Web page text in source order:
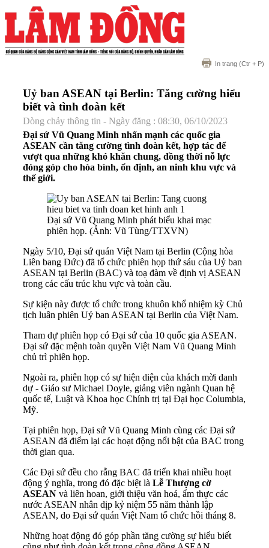
In trang (Ctr + P)
Uỷ ban ASEAN tại Berlin: Tăng cường hiểu
biết và tình đoàn kết
Dòng chảy thông tin - Ngày đăng : 08:30, 06/10/2023
Đại sứ Vũ Quang Minh nhấn mạnh các quốc gia
ASEAN cần tăng cường tình đoàn kết, hợp tác để
vượt qua những khó khăn chung, đồng thời nỗ lực
đóng góp cho hòa bình, ổn định, an ninh khu vực và
thế giới.
Đại sứ Vũ Quang Minh phát biểu khai mạc
phiên họp. (Ảnh: Vũ Tùng/TTXVN)
Ngày 5/10, Đại sứ quán Việt Nam tại Berlin (Cộng hòa
Liên bang Đức) đã tổ chức phiên họp thứ sáu của Uỷ ban
ASEAN tại Berlin (BAC) và toạ đàm về định vị ASEAN
trong các cấu trúc khu vực và toàn cầu.
Sự kiện này được tổ chức trong khuôn khổ nhiệm kỳ Chủ
tịch luân phiên Uỷ ban ASEAN tại Berlin của Việt Nam.
Tham dự phiên họp có Đại sứ của 10 quốc gia ASEAN.
Đại sứ đặc mệnh toàn quyền Việt Nam Vũ Quang Minh
chủ trì phiên họp.
Ngoài ra, phiên họp có sự hiện diện của khách mời danh
dự - Giáo sư Michael Doyle, giảng viên ngành Quan hệ
quốc tế, Luật và Khoa học Chính trị tại Đại học Columbia,
Mỹ.
Tại phiên họp, Đại sứ Vũ Quang Minh cùng các Đại sứ
ASEAN đã điểm lại các hoạt động nổi bật của BAC trong
thời gian qua.
Các Đại sứ đều cho rằng BAC đã triển khai nhiều hoạt
động ý nghĩa, trong đó đặc biệt là Lễ Thượng cờ
ASEAN và liên hoan, giới thiệu văn hoá, ẩm thực các
nước ASEAN nhân dịp kỷ niệm 55 năm thành lập
ASEAN, do Đại sứ quán Việt Nam tổ chức hồi tháng 8.
Những hoạt động đó góp phần tăng cường sự hiểu biết